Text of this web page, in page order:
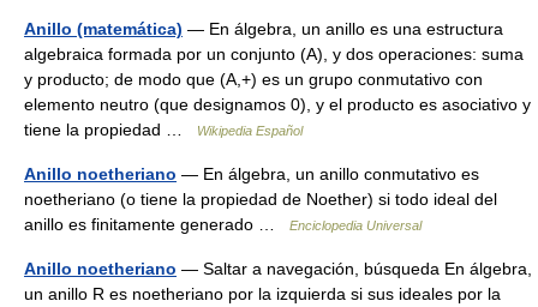
Anillo (matemática) — En álgebra, un anillo es una estructura
algebraica formada por un conjunto (A), y dos operaciones: suma
y producto; de modo que (A,+) es un grupo conmutativo con
elemento neutro (que designamos 0), y el producto es asociativo y
tiene la propiedad …
Wikipedia Español
Anillo noetheriano — En álgebra, un anillo conmutativo es
noetheriano (o tiene la propiedad de Noether) si todo ideal del
anillo es finitamente generado …
Enciclopedia Universal
Anillo noetheriano — Saltar a navegación, búsqueda En álgebra,
un anillo R es noetheriano por la izquierda si sus ideales por la